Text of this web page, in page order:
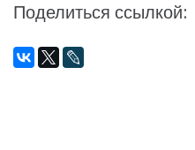
Поделиться ссылкой: